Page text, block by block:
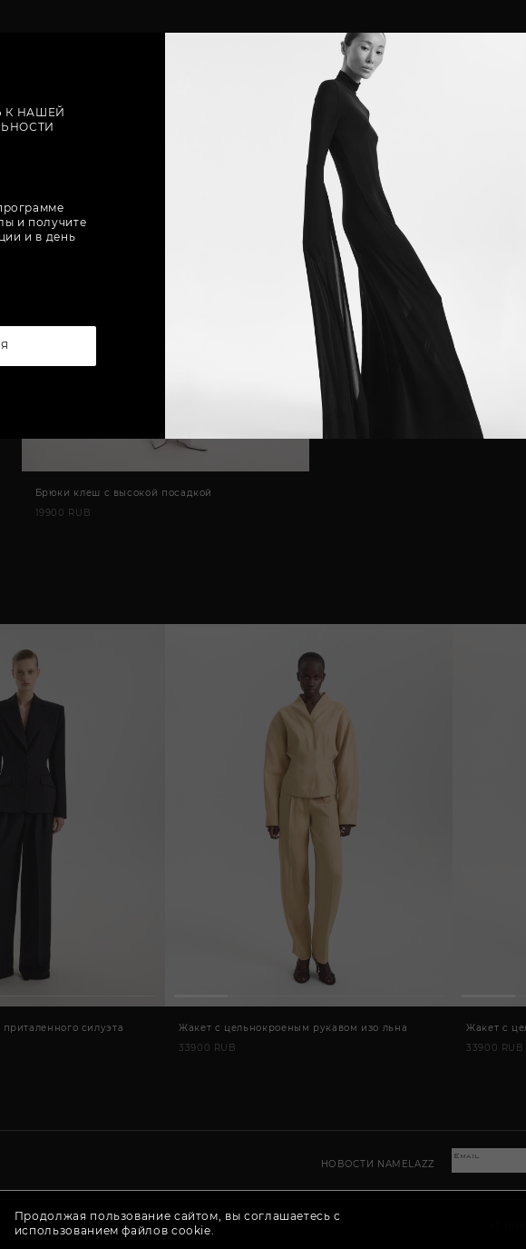
Брюки клеш с высокой посадкой
19900 RUB
силуэта
Жакет с цельнокроеным рукавом изо льна
33900 RUB
Жакет с
33900 RUB
Продолжая пользование сайтом, вы соглашаетесь с
использованием файлов cookie.
НОВОСТИ NAMELAZZ
К НАШЕЙ
и получите
и в день